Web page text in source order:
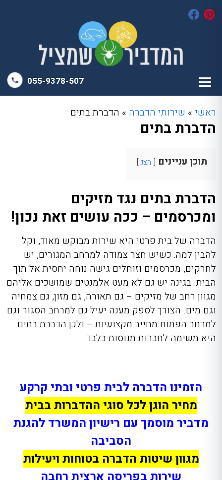
055-9378-507
ראשי » שירותי הדברה » הדברת בתים
הדברת בתים
תוכן עניינים הצג
הדברת בתים נגד מזיקים
ומכרסמים – ככה עושים זאת נכון!
הדברה של בית פרטי היא שירות מבוקש מאוד, וקל
להבין למה: כשיש חצר צמודה למרחב המגורים, יש
לחרקים, מכרסמים וזוחלים גישה נוחה יחסית אל תוך
הבית. בגינה יש גם לא מעט אלמנטים שמושכים אליהם
מגוון רחב של מזיקים – גם תאורה, גם מזון, גם צמחיה
וגם מים. הצורך לספק מענה יעיל גם למרחב הסגור וגם
למרחב הפתוח מחייב מקצועיות – ולכן הדברת בתים
היא משימה לחברות מנוסות בלבד.
הזמינו הדברה לבית פרטי ובתי קרקע
מחיר הוגןלכל סוגי ההדברות בבית
מדביר מוסמך עם רישיון המשרד להגנת
הסביבה
מגוון שיטות הדברה בטוחות ויעילות